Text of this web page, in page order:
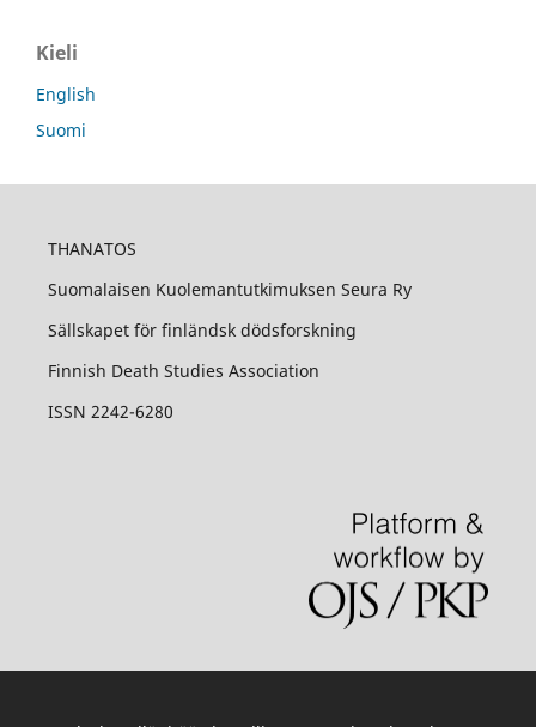
Kieli
English
Suomi
THANATOS
Suomalaisen Kuolemantutkimuksen Seura Ry
Sällskapet för finländsk dödsforskning
Finnish Death Studies Association
ISSN 2242-6280